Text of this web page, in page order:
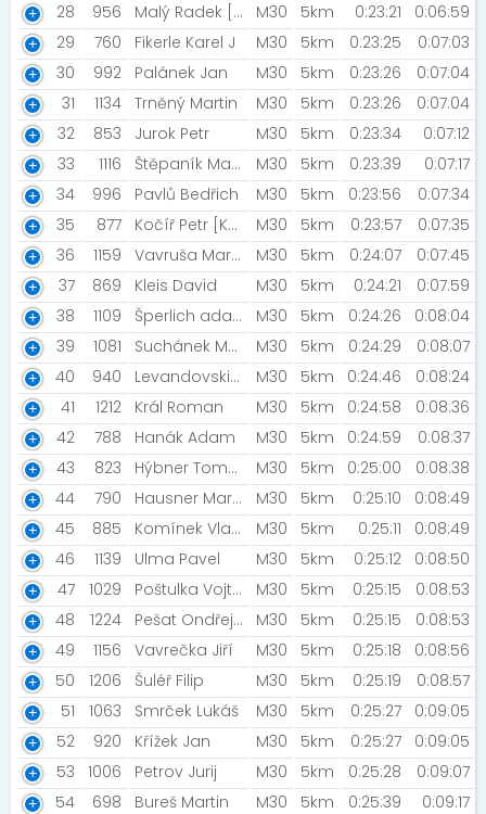
28 956 Malý Radek [ZKW] M30 5km 0:23:21
0:06:59
29
760 Fikerle Karel J M30 5km 0:23:25
0:07:03
30
992 Palánek Jan M30 5km 0:23:26
0:07:04
31
1134 Trněný Martin M30 5km 0:23:26
0:07:04
32
853 Jurok Petr M30 5km 0:23:34
0:07:12
33
1116 Štěpaník Martin M30 5km 0:23:39
0:07:17
34
996 Pavlů Bedřich M30 5km 0:23:56
0:07:34
35
877 Kočíř Petr [Kočířovi] M30 5km 0:23:57
0:07:35
36
1159 Vavruša Martin M30 5km 0:24:07
0:07:45
37
869 Kleis David M30 5km 0:24:21
0:07:59
38
1109 Šperlich adam [Mizunoteam] M30 5km 0:24:26
0:08:04
39
1081 Suchánek Marek M30 5km 0:24:29
0:08:07
40
940 Levandovski Dan [Senzoři] M30 5km 0:24:46
0:08:24
41
1212 Král Roman M30 5km 0:24:58
0:08:36
42
788 Hanák Adam M30 5km 0:24:59
0:08:37
43
823 Hýbner Tomáš [SKB Přerov ] M30 5km 0:25:00
0:08:38
44
790 Hausner Martin [Nutrend crew] M30 5km 0:25:10
0:08:49
45
885 Komínek Vladimír M30 5km 0:25:11
0:08:49
46
1139 Ulma Pavel M30 5km 0:25:12
0:08:50
47
1029 Poštulka Vojtěch M30 5km 0:25:15
0:08:53
48
1224 Pešat Ondřej [SSS] M30 5km 0:25:15
0:08:53
49
1156 Vavrečka Jiří M30 5km 0:25:18
0:08:56
50
1206 Šuléř Filip M30 5km 0:25:19
0:08:57
51
1063 Smrček Lukáš M30 5km 0:25:27
0:09:05
52
920 Křížek Jan M30 5km 0:25:27
0:09:05
53
1006 Petrov Jurij M30 5km 0:25:28
0:09:07
54
698 Bureš Martin M30 5km 0:25:39
0:09:17